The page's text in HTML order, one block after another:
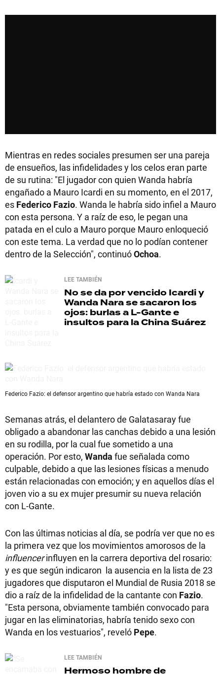
Mientras en redes sociales presumen ser una pareja
de ensueños, las infidelidades y los celos eran parte
de su rutina: "El jugador con quien Wanda habría
engañado a Mauro Icardi en su momento, en el 2017,
es Federico Fazio. Wanda le habría sido infiel a Mauro
con esta persona. Y a raíz de eso, le pegan una
patada en el culo a Mauro porque Mauro enloqueció
con este tema. La verdad que no lo podían contener
dentro de la Selección", continuóOchoa.
LEE TAMBIÉN
No se da por vencido Icardi y
Wanda Nara se sacaron los
ojos: burlas a L-Gante e
insultos para la China Suárez
Federico Fazio: el defensor argentino que habría estado con Wanda Nara
Semanas atrás, el delantero de Galatasaray fue
obligado a abandonar las canchas debido a una lesión
en su rodilla, por la cual fue sometido a una
operación. Por esto, Wanda fue señalada como
culpable, debido a que las lesiones físicas a menudo
están relacionadas con emoción; y en aquellos días el
joven vio a su ex mujer presumir su nueva relación
con L-Gante.
Con las últimas noticias al día, se podría ver que no es
la primera vez que los movimientos amorosos de la
influencerinfluyen en la carrera deportiva del rosario:
y es que según indicaron la ausencia en la lista de 23
jugadores que disputaron el Mundial de Rusia 2018 se
dio a raíz de la infidelidad de la cantante con Fazio.
"Esta persona, obviamente también convocado para
jugar en las eliminatorias, habría tenido sexo con
Wanda en los vestuarios", reveló Pepe.
LEE TAMBIÉN
Hermoso hombre de